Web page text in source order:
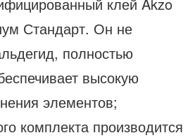
клей Akzo
Стандарт. Он не
полностью
высокую
элементов;
комплекта производится